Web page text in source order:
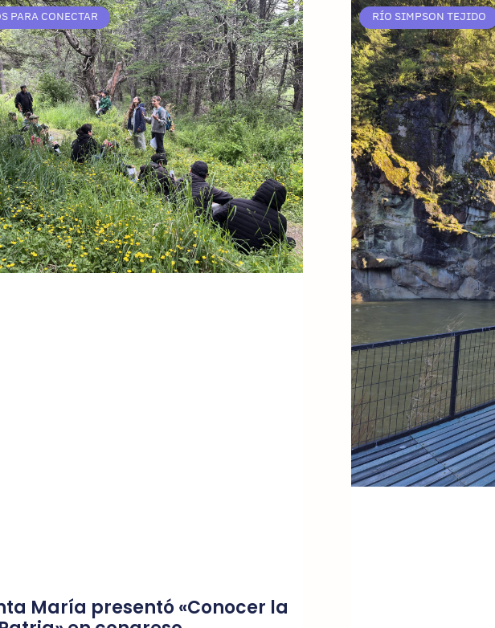
PARA CONECTAR
María presentó «Conocer la
RÍO SIMPSON TEJIDO